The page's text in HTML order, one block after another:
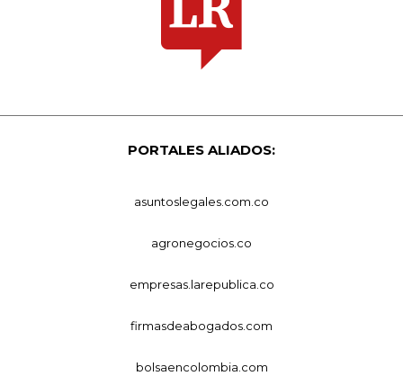
PORTALES ALIADOS:
asuntoslegales.com.co
agronegocios.co
empresas.larepublica.co
firmasdeabogados.com
bolsaencolombia.com